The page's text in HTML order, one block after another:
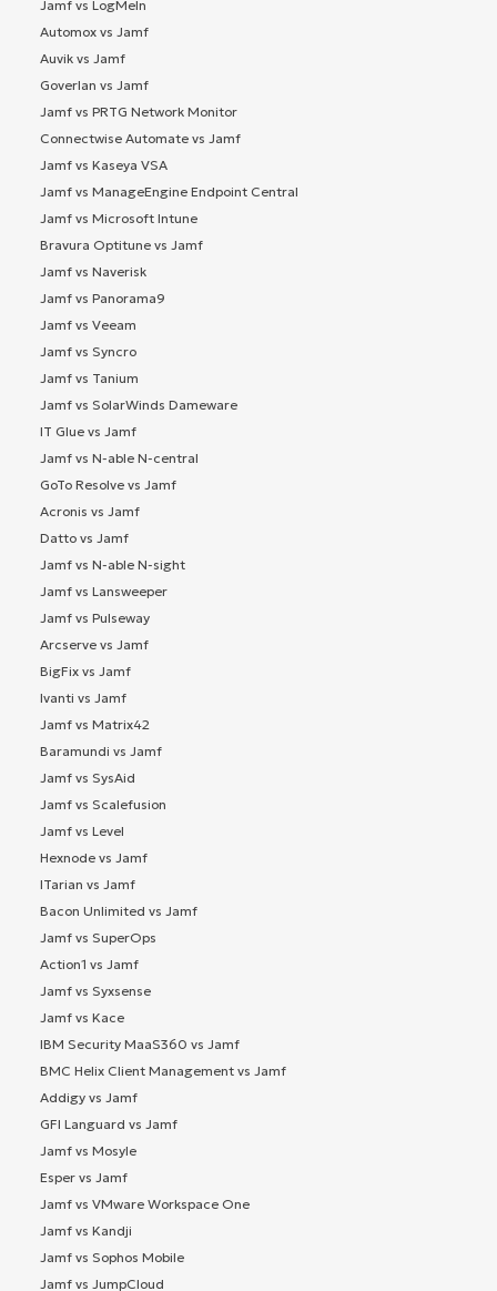
Jamf vs LogMeIn
Automox vs Jamf
Auvik vs Jamf
Goverlan vs Jamf
Jamf vs PRTG Network Monitor
Connectwise Automate vs Jamf
Jamf vs Kaseya VSA
Jamf vs ManageEngine Endpoint Central
Jamf vs Microsoft Intune
Bravura Optitune vs Jamf
Jamf vs Naverisk
Jamf vs Panorama9
Jamf vs Veeam
Jamf vs Syncro
Jamf vs Tanium
Jamf vs SolarWinds Dameware
IT Glue vs Jamf
Jamf vs N-able N-central
GoTo Resolve vs Jamf
Acronis vs Jamf
Datto vs Jamf
Jamf vs N-able N-sight
Jamf vs Lansweeper
Jamf vs Pulseway
Arcserve vs Jamf
BigFix vs Jamf
Ivanti vs Jamf
Jamf vs Matrix42
Baramundi vs Jamf
Jamf vs SysAid
Jamf vs Scalefusion
Jamf vs Level
Hexnode vs Jamf
ITarian vs Jamf
Bacon Unlimited vs Jamf
Jamf vs SuperOps
Action1 vs Jamf
Jamf vs Syxsense
Jamf vs Kace
IBM Security MaaS360 vs Jamf
BMC Helix Client Management vs Jamf
Addigy vs Jamf
GFI Languard vs Jamf
Jamf vs Mosyle
Esper vs Jamf
Jamf vs VMware Workspace One
Jamf vs Kandji
Jamf vs Sophos Mobile
Jamf vs JumpCloud